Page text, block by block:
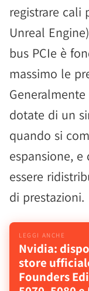
registrare cali
Unreal
bus PCIe è
massimo le
dotate di un
quando si
espansione,
essere
di prestazioni.
Nvidia:
store
Founders